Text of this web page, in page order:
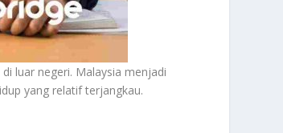
luar negeri. Malaysia menjadi
yang relatif terjangkau.